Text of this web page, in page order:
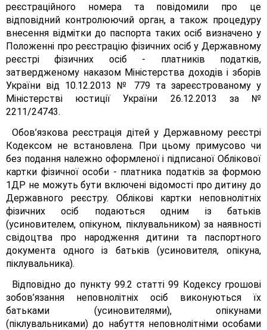
реєстраційного номера та повідомили про це
відповідний контролюючий орган, а також процедуру
внесення відмітки до паспорта таких осіб визначено у
Положенні про реєстрацію фізичних осіб у Державному
реєстрі фізичних осіб - платників податків,
затвердженому наказом Міністерства доходів і зборів
України від 10.12.2013 № 779 та зареєстрованому у
Міністерстві юстиції України 26.12.2013 за №
2211/24743.
Обов’язкова реєстрація дітей у Державному реєстрі
Кодексом не встановлена. При цьому примусово чи
без подання належно оформленої і підписаної Облікової
картки фізичної особи - платника податків за формою
1ДР не можуть бути включені відомості про дитину до
Державного реєстру. Облікові картки неповнолітніх
фізичних осіб подаються одним із батьків
(усиновителем, опікуном, піклувальником) за наявності
свідоцтва про народження дитини та паспортного
документа одного із батьків (усиновителя, опікуна,
піклувальника).
Відповідно до пункту 99.2 статті 99 Кодексу грошові
зобов’язання неповнолітніх осіб виконуються їх
батьками (усиновителями), опікунами
(піклувальниками) до набуття неповнолітніми особами